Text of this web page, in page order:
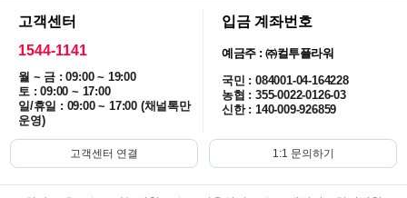
고객센터
1544-1141
월 ~ 금 : 09:00 ~ 19:00
토 : 09:00 ~ 17:00
일/휴일 : 09:00 ~ 17:00 (채널톡만
운영)
입금 계좌번호
예금주 : ㈜컬투플라워
국민 : 084001-04-164228
농협 : 355-0022-0126-03
신한 : 140-009-926859
고객센터 연결 1:1 문의하기